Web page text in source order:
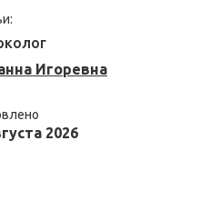
Игоревна
2026